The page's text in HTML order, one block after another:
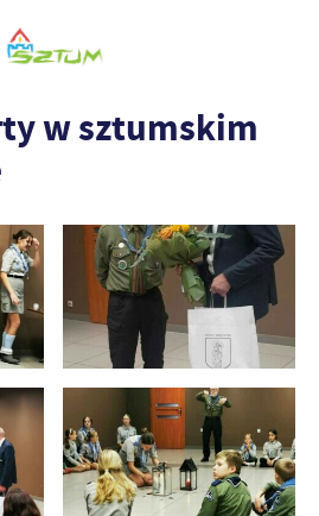
w sztumskim